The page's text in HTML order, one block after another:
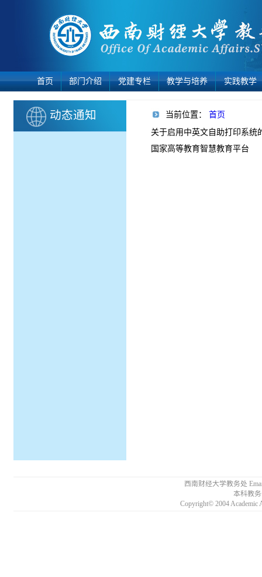
首页 部门介绍 党建专栏 教学与培养 实践教学
动态通知 当前位置： 首页
关于启用中英文自助打印系统
国家高等教育智慧教育平台
西南财经大学教务处
本科教
Copyright© 2004 Academic